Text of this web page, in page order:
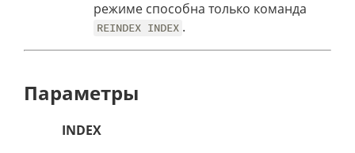
режиме способна только команда
REINDEX INDEX .
Параметры
INDEX